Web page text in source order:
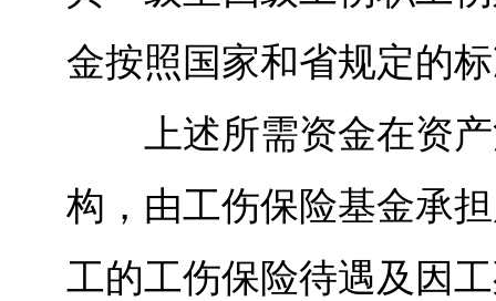
金按照国家和省规定的
上述所需资金在资产
构，由工伤保险基金承
工的工伤保险待遇及因